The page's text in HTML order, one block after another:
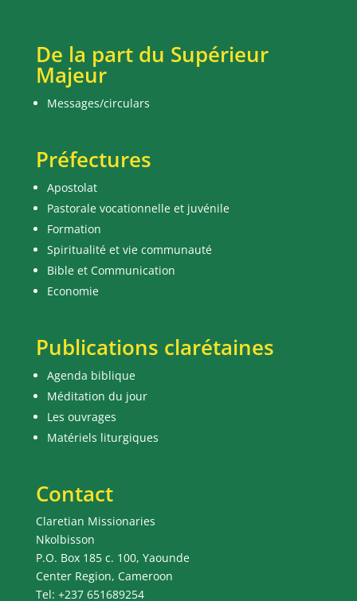
De la part du Supérieur
Majeur
Messages/circulars
Préfectures
Apostolat
Pastorale vocationnelle et juvénile
Formation
Spiritualité et vie communauté
Bible et Communication
Economie
Publications clarétaines
Agenda biblique
Méditation du jour
Les ouvrages
Matériels liturgiques
Contact
Claretian Missionaries
Nkolbisson
P.O. Box 185 c. 100, Yaounde
Center Region, Cameroon
Tel: +237 651689254